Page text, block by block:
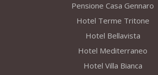
Pensione Casa Gennaro
Hotel Terme Tritone
Hotel Bellavista
Hotel Mediterraneo
Hotel Villa Bianca